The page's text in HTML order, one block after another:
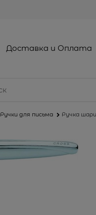
Доставка и Оплата
Ручки для письма Ручка